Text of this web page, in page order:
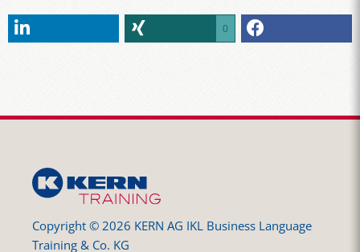
0
Copyright © 2026 KERN AG IKL Business Language
Training & Co. KG